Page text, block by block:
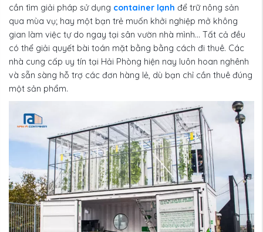
cần tìm giải pháp sử dụng container lạnh để trữ nông sản
qua mùa vụ; hay một bạn trẻ muốn khởi nghiệp mở không
gian làm việc tự do ngay tại sân vườn nhà mình... Tất cả đều
có thể giải quyết bài toán mặt bằng bằng cách đi thuê. Các
nhà cung cấp uy tín tại Hải Phòng hiện nay luôn hoan nghênh
và sẵn sàng hỗ trợ các đơn hàng lẻ, dù bạn chỉ cần thuê đúng
một sản phẩm.